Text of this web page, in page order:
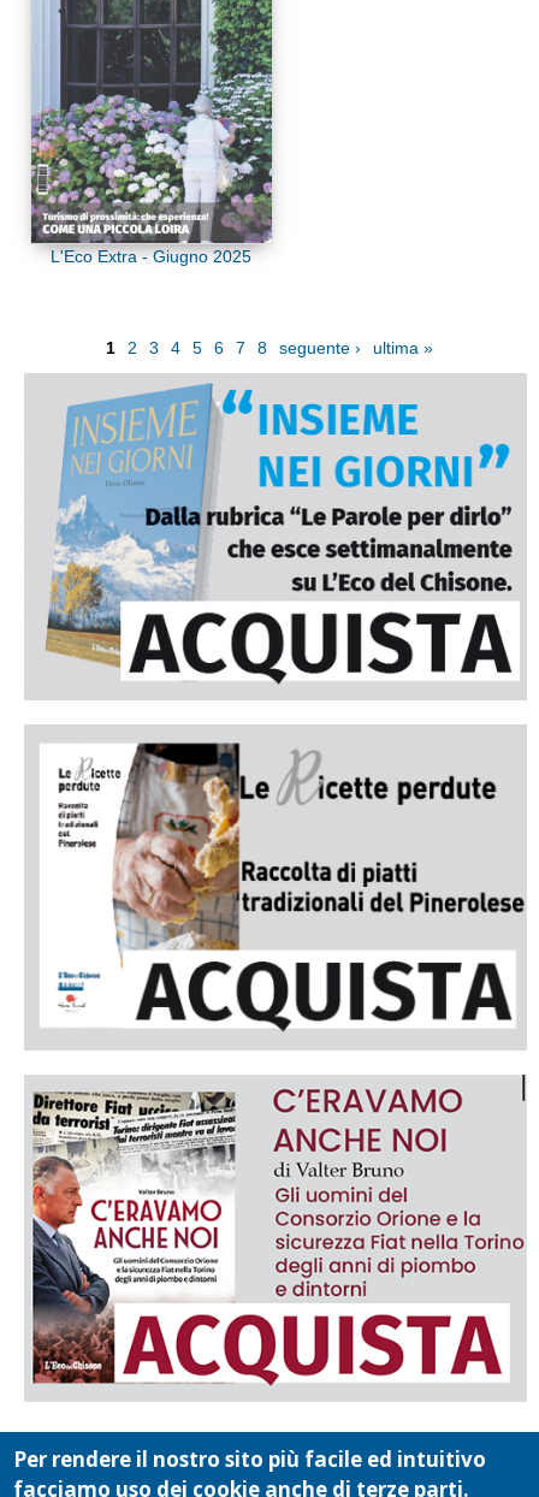
L'Eco Extra - Giugno 2025
1 2 3 4 5 6 7 8 seguente › ultima »
Per rendere il nostro sito più facile ed intuitivo
facciamo uso dei cookie anche di terze parti.